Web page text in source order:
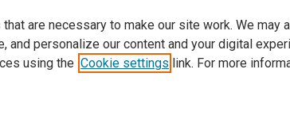
il contenuto di questo sito: Copyright © 2026 Elsevier, i suoi
are necessary to make our site work. We may
and personalize our content and your digital
using the Cookie settings link. For more